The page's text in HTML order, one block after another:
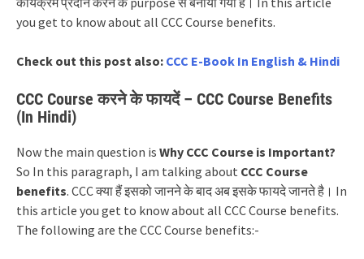
you get to know about all CCC Course benefits.
Check out this post also: CCC E-Book In English & Hindi
CCC Course करने के फायदें – CCC Course Benefits
(In Hindi)
Now the main question is Why CCC Course is Important?
So In this paragraph, I am talking about CCC Course
benefits. CCC क्या हैं इसको जानने के बाद अब इसके फायदे जानते है। In
this article you get to know about all CCC Course benefits.
The following are the CCC Course benefits:-